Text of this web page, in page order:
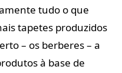
tudo o que
tapetes produzidos
– os berberes – a
à base de